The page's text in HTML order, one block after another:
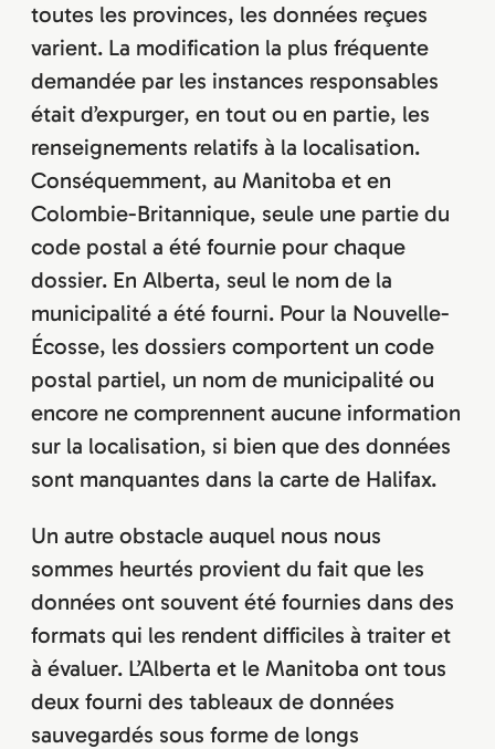
toutes les provinces, les données reçues
varient. La modification la plus fréquente
demandée par les instances responsables
était d’expurger, en tout ou en partie, les
renseignements relatifs à la localisation.
Conséquemment, au Manitoba et en
Colombie-Britannique, seule une partie du
code postal a été fournie pour chaque
dossier. En Alberta, seul le nom de la
municipalité a été fourni. Pour la Nouvelle-
Écosse, les dossiers comportent un code
postal partiel, un nom de municipalité ou
encore ne comprennent aucune information
sur la localisation, si bien que des données
sont manquantes dans la carte de Halifax.
Un autre obstacle auquel nous nous
sommes heurtés provient du fait que les
données ont souvent été fournies dans des
formats qui les rendent difficiles à traiter et
à évaluer. L’Alberta et le Manitoba ont tous
deux fourni des tableaux de données
sauvegardés sous forme de longs